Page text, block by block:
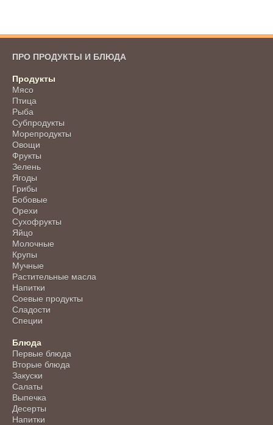
ПРО ПРОДУКТЫ И БЛЮДА
Продукты
Мясо
Птица
Рыба
Субпродукты
Морепродукты
Овощи
Фрукты
Зелень
Ягоды
Грибы
Бобовые
Орехи
Сухофрукты
Яйцо
Молочные
Крупы
Мучные
Растительные масла
Напитки
Соевые продукты
Сладости
Специи
Блюда
Первые блюда
Вторые блюда
Закуски
Салаты
Выпечка
Десерты
Напитки